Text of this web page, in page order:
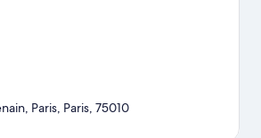
Paris, Paris, 75010